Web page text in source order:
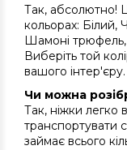
Так, абсолютно!
кольорах:
Шамоні трюфель,
Виберіть той
вашого інтер'єру.
Чи можна
Так, ніжки легко
транспортувати
займає всього